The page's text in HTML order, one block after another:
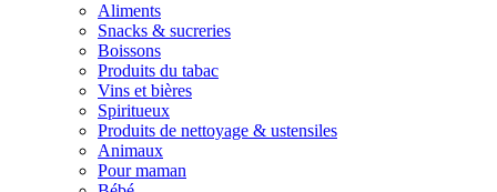
Aliments
Snacks & sucreries
Boissons
Produits du tabac
Vins et bières
Spiritueux
Produits de nettoyage & ustensiles
Animaux
Pour maman